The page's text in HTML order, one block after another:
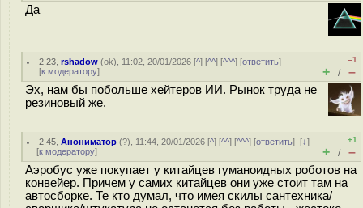
Да
2.23 ,rshadow (ok), 11:02, 20/01/2026 [^] [^^] [^^^] [ответить]
[к модератору]
–1
+ / –
Эх, нам бы побольше хейтеров ИИ. Рынок труда не
резиновый же.
2.45 ,Анониматор (?), 11:44, 20/01/2026 [^] [^^] [^^^] [ответить][↓]
[к модератору]
+1
+ / –
Аэробус уже покупает у китайцев гуманоидных роботов на
конвейер. Причем у самих китайцев они уже стоит там на
автосборке. Те кто думал, что имея скилы сантехника/